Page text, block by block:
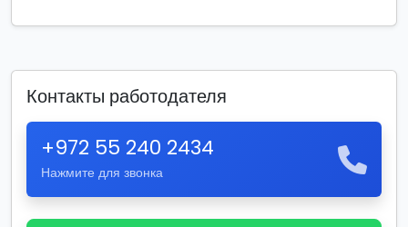
Контакты работодателя
+972 55 240 2434
Нажмите для звонка